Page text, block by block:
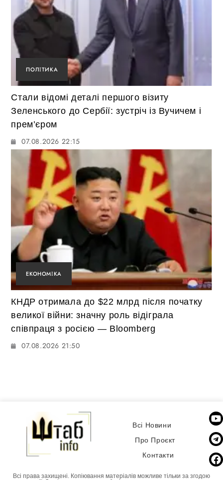
ПОЛІТИКА
Стали відомі деталі першого візиту
Зеленського до Сербії: зустріч із Вучичем і
прем’єром
07.08.2026 22:15
ЕКОНОМІКА
КНДР отримала до $22 млрд після початку
великої війни: значну роль відіграла
співпраця з росією — Bloomberg
07.08.2026 21:50
Всі Новини
Про Проєкт
Контакти
Всі права захищені. Копіювання матеріалів можливе тільки за згодою